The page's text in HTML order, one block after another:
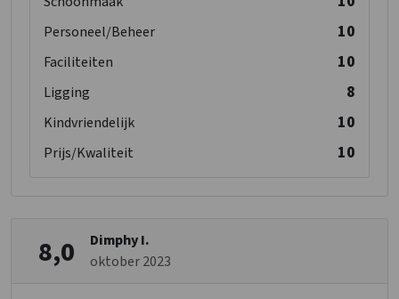
Personeel/Beheer 10
Faciliteiten 10
Ligging 8
Kindvriendelijk 10
Prijs/Kwaliteit 10
8,0
Dimphy I.
oktober 2023